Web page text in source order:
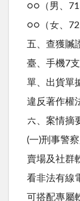
○○（男、
○○（女、72
五、查獲贓
臺、手機7
單、出貨單
違反著作權
六、案情摘
(一)刑事警
賣場及社群
看非法有線
可搭配專屬